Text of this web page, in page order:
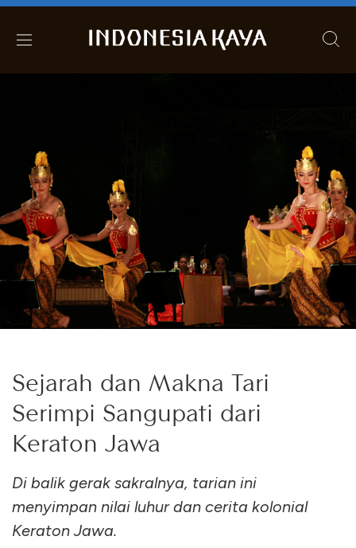
Sejarah dan Makna Tari
Serimpi Sangupati dari
Keraton Jawa
Di balik gerak sakralnya, tarian ini
menyimpan nilai luhur dan cerita kolonial
Keraton Jawa.